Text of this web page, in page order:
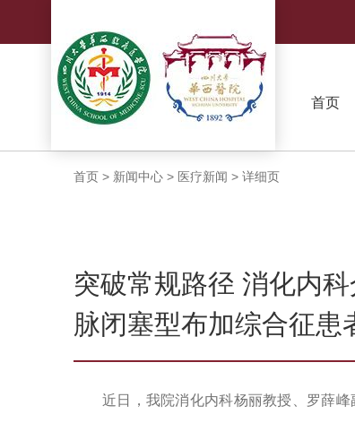
首页
首页 > 新闻中心 > 医疗新闻 > 详细页
突破常规路径 消化内
脉闭塞型布加综合征患
近日，我院消化内科杨丽教授、罗薛